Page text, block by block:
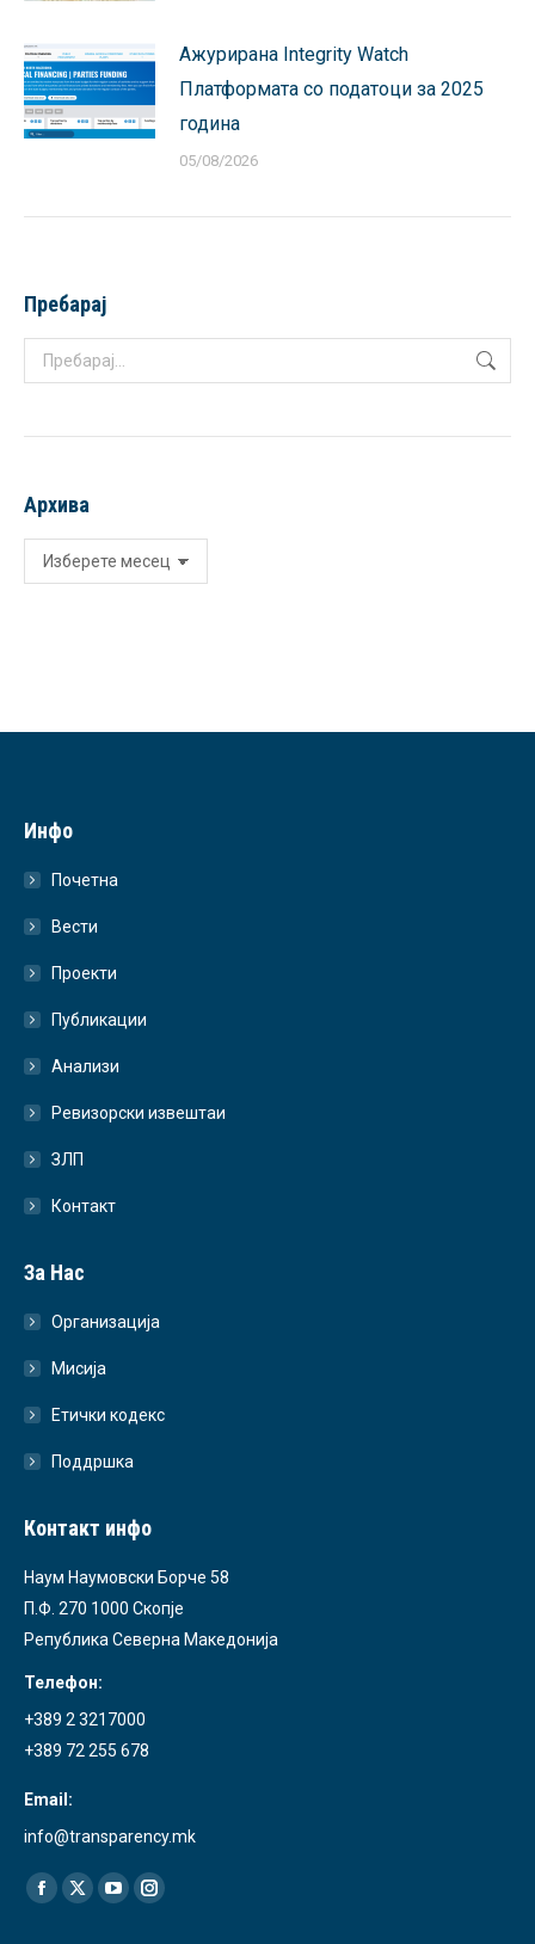
Ажурирана Integrity Watch
Платформата со податоци за 2025
година
05/08/2026
Пребарај
Search:
Архива
Архива
Инфо
Почетна
Вести
Проекти
Публикации
Анализи
Ревизорски извештаи
ЗЛП
Контакт
За Нас
Организација
Мисија
Етички кодекс
Поддршка
Контакт инфо
Наум Наумовски Борче 58
П.Ф. 270 1000 Скопје
Република Северна Македонија
Телефон:
+389 2 3217000
+389 72 255 678
Email:
info@transparency.mk
Find us on:
Facebook
X
YouTubeInstagram